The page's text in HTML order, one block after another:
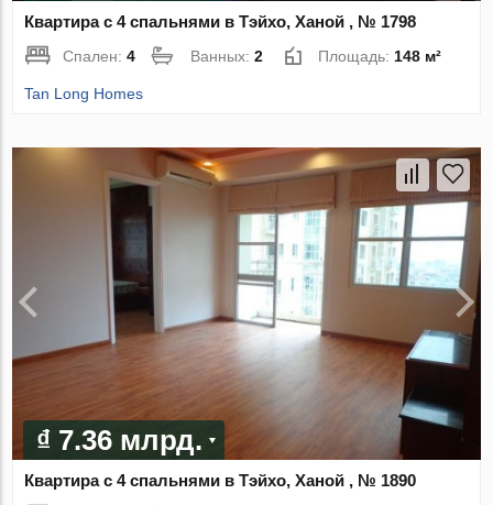
Квартира с 4 спальнями в Тэйхо, Ханой , № 1798
Спален:4 Ванных:2 Площадь:148 м²
Tan Long Homes
₫ 7.36 млрд.
Квартира с 4 спальнями в Тэйхо, Ханой , № 1890